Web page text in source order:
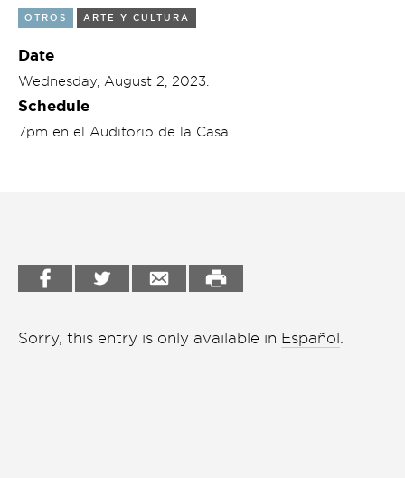
Garden
Bookstore
Workshop
Cineclub
Cursos
Festivales
Medio ambiente
Música en la Casa
OTROS ARTE Y CULTURA
Date
Wednesday, August 2, 2023.
Schedule
7pm en el Auditorio de la Casa
Sorry, this entry is only available in Español